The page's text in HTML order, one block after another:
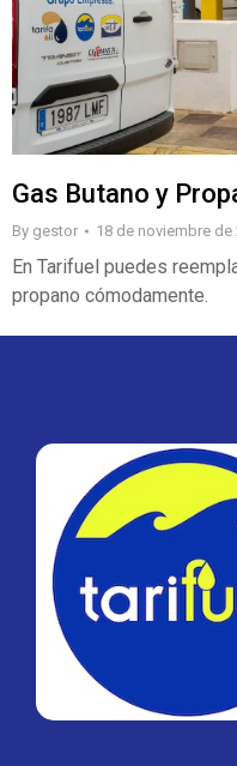
Gas Butano y
By gestor 18 de noviembre de
En Tarifuel puedes
propano cómodamente.